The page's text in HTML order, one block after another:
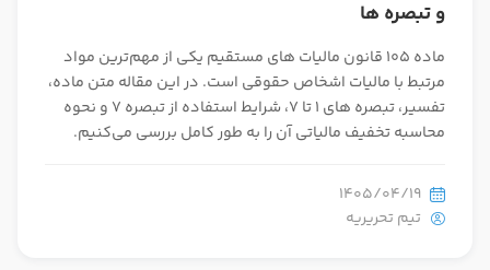
و تبصره ها
ماده 105 قانون مالیات های مستقیم یکی از مهم‌ترین مواد
مرتبط با مالیات اشخاص حقوقی است. در این مقاله متن ماده،
تفسیر، تبصره های 1 تا 7، شرایط استفاده از تبصره 7 و نحوه
محاسبه تخفیف مالیاتی آن را به طور کامل بررسی می‌کنیم.
1405/04/19
تیم تحریریه
استخدام و شروع کار حسابداری
هدف بلند مدت شما از آموزش چیست ؟